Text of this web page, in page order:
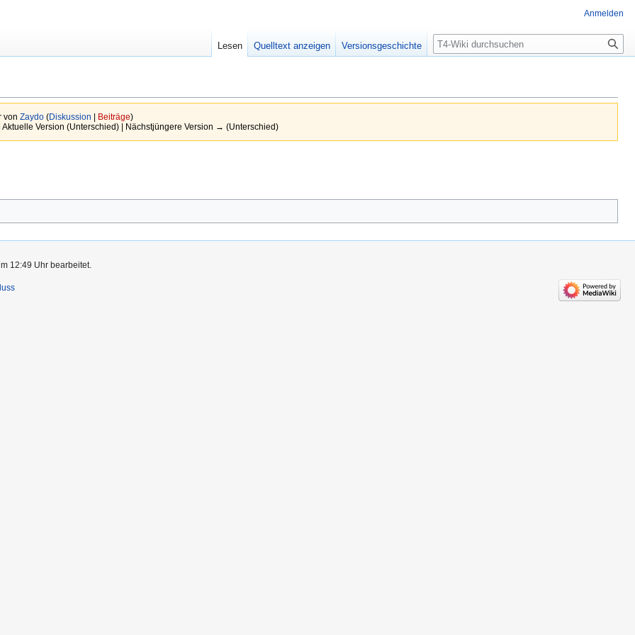
von Zaydo (Diskussion Beiträge)
Version (Unterschied) | Nächstjüngere Version → (Unterschied)
Anmelden
Lesen Quelltext anzeigen Versionsgeschichte Suche
12:49 Uhr bearbeitet.